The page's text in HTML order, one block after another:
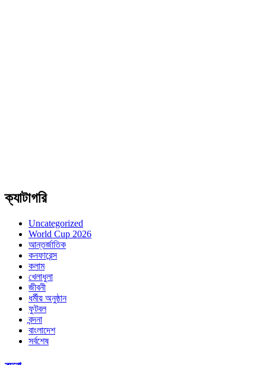
ক্যাটাগরি
Uncategorized
World Cup 2026
আন্তর্জাতিক
কনফারেন্স
কলাম
খেলাধুলা
জীবনী
ধর্মীয় অনুষ্ঠান
ফুটবল
বন্দনা
বাংলাদেশ
সর্বশেষ